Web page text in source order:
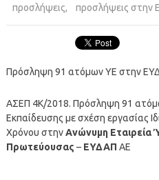
προσλήψεις, προσλήψεις στην
Πρόσληψη 91 ατόμων ΥΕ στην
ΑΣΕΠ 4Κ/2018. Πρόσληψη 91
Εκπαίδευσης με σχέση εργασίας
Χρόνου στηνΑνώνυμη Εταιρεία
Πρωτεύουσας – ΕΥΔΑΠ ΑΕ